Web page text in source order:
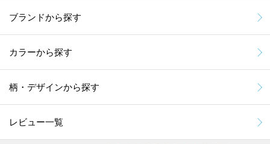
ブランドから探す
カラーから探す
柄・デザインから探す
レビュー一覧